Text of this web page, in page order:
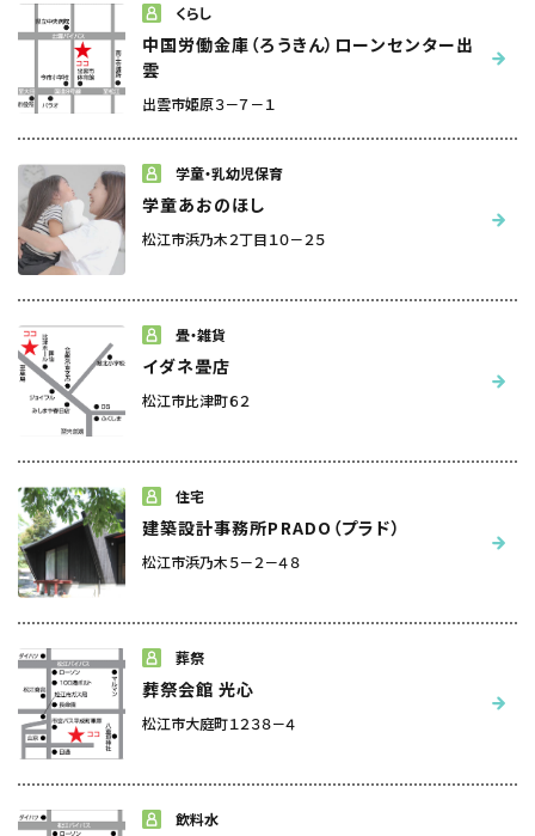
くらし
中国労働金庫（ろうきん）ローンセンター出
雲
出雲市姫原３－７－１
学童・乳幼児保育
学童あおのほし
松江市浜乃木２丁目１０－２５
畳・雑貨
イダネ畳店
松江市比津町６２
住宅
建築設計事務所PRADO（プラド）
松江市浜乃木５－２－４８
葬祭
葬祭会館 光心
松江市大庭町１２３８－４
飲料水